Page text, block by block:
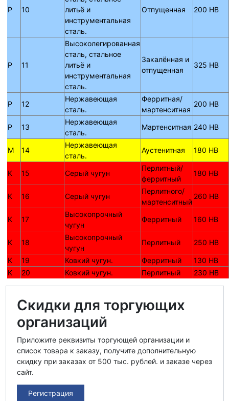
P 10
литьё и
инструментальная
сталь.
Отпущенная 200 HB
P 11
Высоколегированная
сталь, стальное
литьё и
инструментальная
сталь.
Закалённая и
отпущенная
325 HB
P 12
Нержавеющая
сталь.
Ферритная/
мартенситная
200 HB
P 13
Нержавеющая
сталь.
Мартенситная 240 HB
M 14
Нержавеющая
сталь.
Аустенитная 180 HB
K 15 Серый чугун
Перлитный/
ферритный
180 HB
K 16 Серый чугун
Перлитного/
мартенситный
260 HB
K 17
Высокопрочный
чугун
Ферритный 160 HB
K 18
Высокопрочный
чугун
Перлитный 250 HB
K 19 Ковкий чугун. Ферритный
130 HB
K
20 Ковкий чугун. Перлитный 230 HB
Скидки для торгующих
организаций
Приложите реквизиты торгующей организации и
список товара к заказу, получите дополнительную
скидку при заказах от 500 тыс. рублей. и заказе через
сайт.
Регистрация